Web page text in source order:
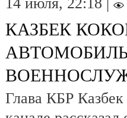
14 июля, 22:18 |
КАЗБЕК
Глава КБР